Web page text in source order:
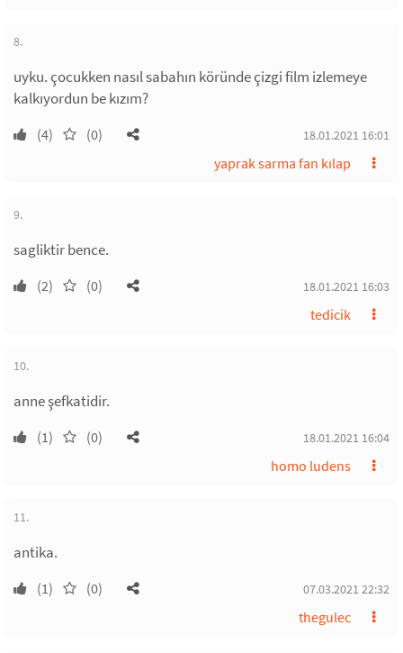
8.
uyku. çocukken nasıl sabahın köründe çizgi film izlemeye
kalkıyordun be kızım?
(4) (0) 18.01.2021 16:01
yaprak sarma fan kılap
9.
sagliktir bence.
(2) (0) 18.01.2021 16:03
tedicik
10.
anne şefkatidir.
(1) (0) 18.01.2021 16:04
homo ludens
11.
antika.
(1) (0) 07.03.2021 22:32
thegulec